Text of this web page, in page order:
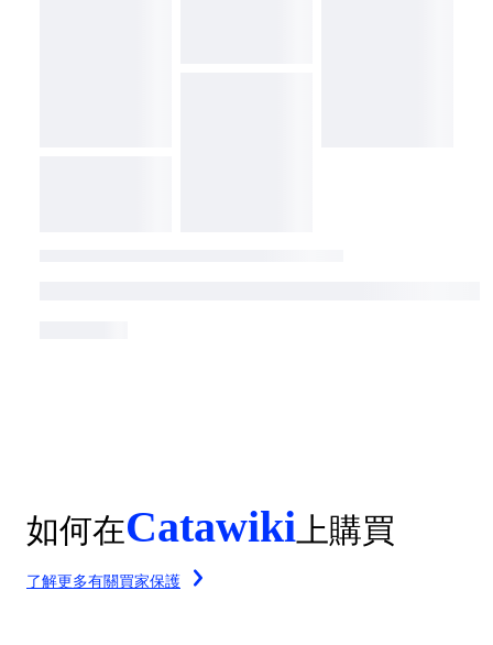
如何在Catawiki 上購買
了解更多有關買家保護